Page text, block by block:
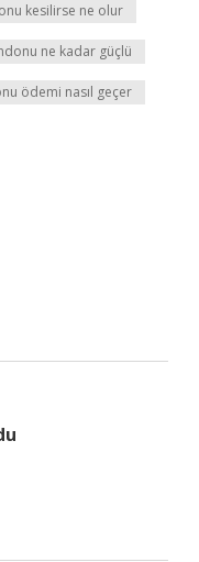
kesilirse ne olur
ne kadar güçlü
ödemi nasıl geçer